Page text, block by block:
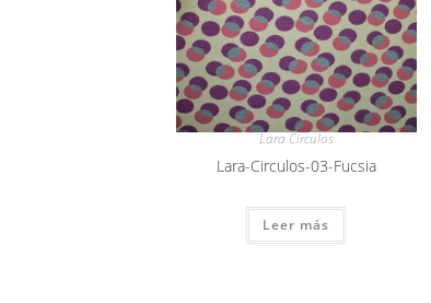
Lara Circulos
Lara-Circulos-03-Fucsia
Leer más